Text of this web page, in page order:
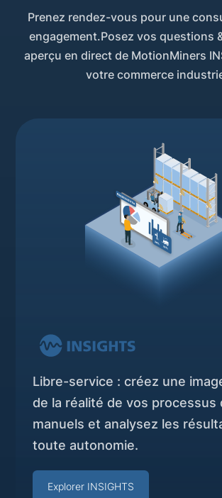
Prenez rendez-vous pour une
engagement.Posez vos questions
aperçu en direct de MotionMiners
votre commerce
Libre-service : créez une
de la réalité de vos processus
manuels et analysez les
toute autonomie.
Explorer INSIGHTS